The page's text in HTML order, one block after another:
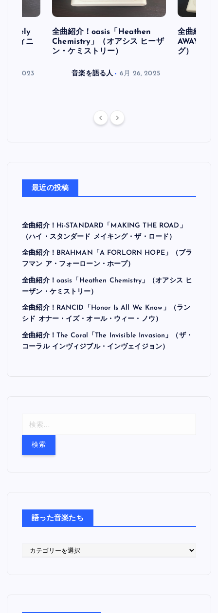
フィニ
30, 2023
全曲紹介！oasis「Heathen
Chemistry」（オアシス ヒーザ
ン・ケミストリー）
音楽を語る人 6月 26, 2025
全曲紹介
AWAY」
グ）
最近の投稿
全曲紹介！Hi-STANDARD「MAKING THE ROAD」
（ハイ・スタンダード メイキング・ザ・ロード）
全曲紹介！BRAHMAN「A FORLORN HOPE」（ブラ
フマン ア・フォーローン・ホープ）
全曲紹介！oasis「Heathen Chemistry」（オアシス ヒ
ーザン・ケミストリー）
全曲紹介！RANCID「Honor Is All We Know」（ラン
シド オナー・イズ・オール・ウィー・ノウ）
全曲紹介！The Coral「The Invisible Invasion」（ザ・
コーラル インヴィジブル・インヴェイジョン）
語った音楽たち